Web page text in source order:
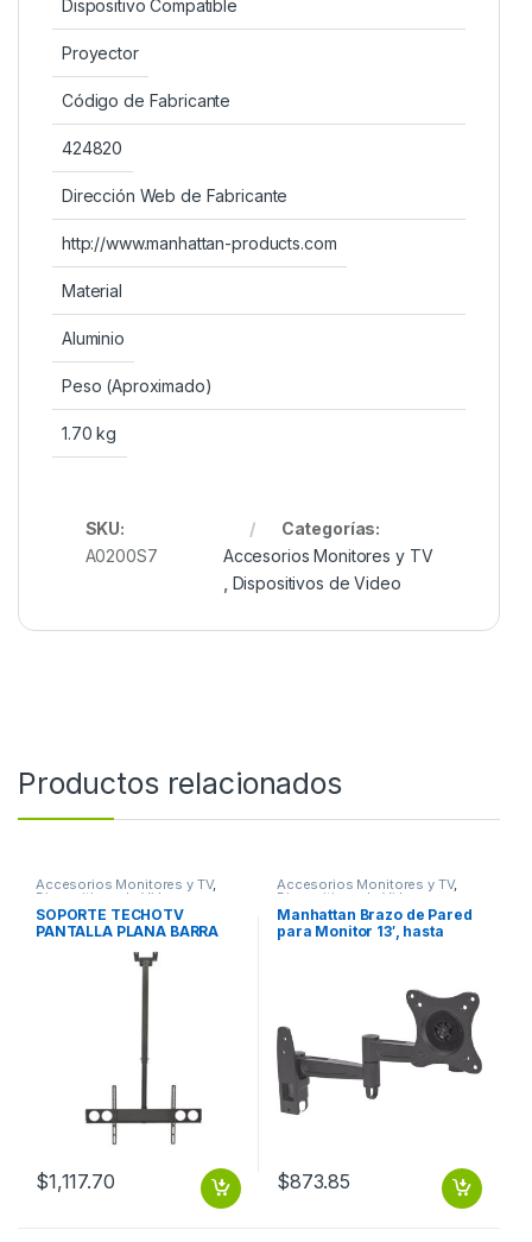
Dispositivo Compatible
Proyector
Código de Fabricante
424820
Dirección Web de Fabricante
http://www.manhattan-products.com
Material
Aluminio
Peso (Aproximado)
1.70 kg
SKU:
A0200S7
Categorías:
Accesorios Monitores y TV
Dispositivos de Video
Productos relacionados
Accesorios Monitores y TV,
Dispositivos de Video
SOPORTE TECHOTV
PANTALLA PLANA BARRA
105-156CM 37″ A 70″ 50KG
BARRA 105-156CM 37 A 70
$1,117.70
Accesorios Monitores y TV,
Dispositivos de Video
Manhattan Brazo de Pared
para Monitor 13′, hasta
$873.85